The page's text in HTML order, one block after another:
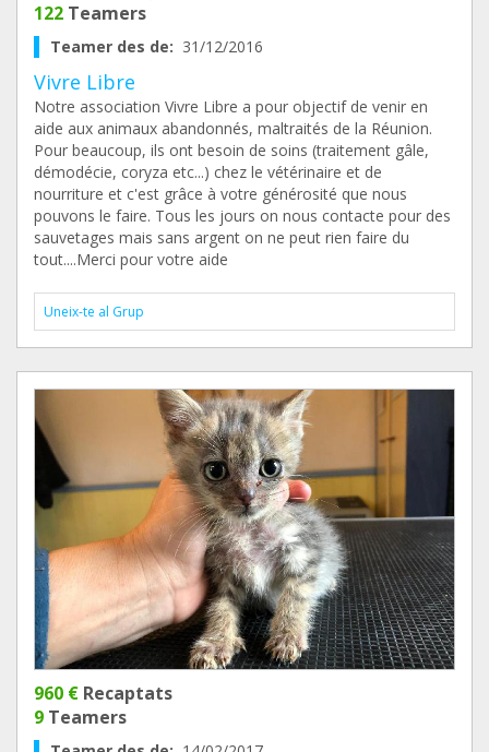
122 Teamers
Teamer des de: 31/12/2016
Vivre Libre
Notre association Vivre Libre a pour objectif de venir en
aide aux animaux abandonnés, maltraités de la Réunion.
Pour beaucoup, ils ont besoin de soins (traitement gâle,
démodécie, coryza etc...) chez le vétérinaire et de
nourriture et c'est grâce à votre générosité que nous
pouvons le faire. Tous les jours on nous contacte pour des
sauvetages mais sans argent on ne peut rien faire du
tout....Merci pour votre aide
Uneix-te al Grup
960 € Recaptats
9 Teamers